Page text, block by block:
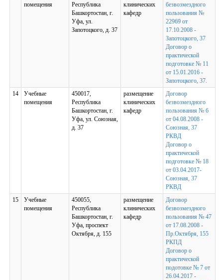
помещения
Республика
Башкортостан, г.
Уфа, ул.
Запотоцкого, д. 37
клинических
кафедр
безвозмездного
пользования №
22969 от
17.10.2008 -
Запотоцкого, 37
Договор о
практической
подготовке № 11
от 15.01.2016 -
Запотоцкого, 37.
14
Учебные
помещения
450017,
Республика
Башкортостан, г.
Уфа, ул. Союзная,
д. 37
размещение
клинических
кафедр
Договор
безвозмездного
пользования № 6
от 04.08.2008 -
Союзная, 37
РКВД
Договор о
практической
подготовке № 18
от 03.04.2017-
Союзная, 37
РКВД
15
Учебные
помещения
450055,
Республика
Башкортостан, г.
Уфа, проспект
Октября, д. 155
размещение
клинических
кафедр
Договор
безвозмездного
пользования № 47
от 17.08.2008 -
Пр.Октября, 155
РКПД
Договор о
практической
подотовке № 7 от
26.04.2017 -